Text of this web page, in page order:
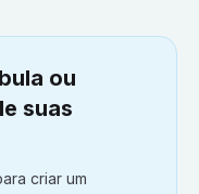
ou
suas
criar um